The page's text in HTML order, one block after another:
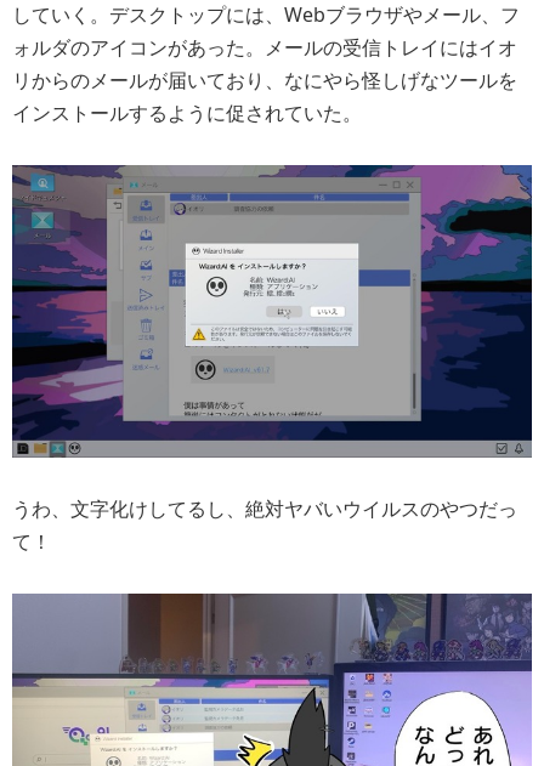
していく。デスクトップには、Webブラウザやメール、フ
ォルダのアイコンがあった。メールの受信トレイにはイオ
リからのメールが届いており、なにやら怪しげなツールを
インストールするように促されていた。
うわ、文字化けしてるし、絶対ヤバいウイルスのやつだっ
て！